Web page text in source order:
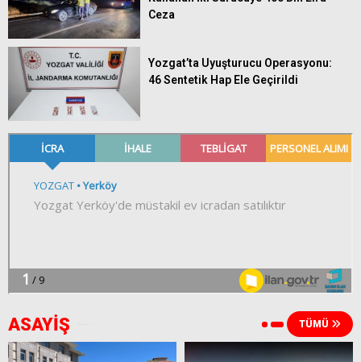
Ceza
Yozgat’ta Uyuşturucu Operasyonu:
46 Sentetik Hap Ele Geçirildi
ASAYİŞ TÜMÜ